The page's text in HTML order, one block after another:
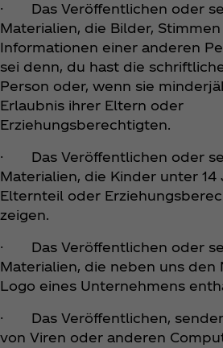
· Das Veröffentlichen oder
Materialien, die Bilder,
Informationen einer anderen
sei denn, du hast die
Person oder, wenn sie
Erlaubnis ihrer Eltern oder
Erziehungsberechtigten.
· Das Veröffentlichen oder
Materialien, die Kinder unter 14
Elternteil oder
zeigen.
· Das Veröffentlichen oder
Materialien, die neben uns den
Logo eines Unternehmens
· Das Veröffentlichen,
von Viren oder anderen